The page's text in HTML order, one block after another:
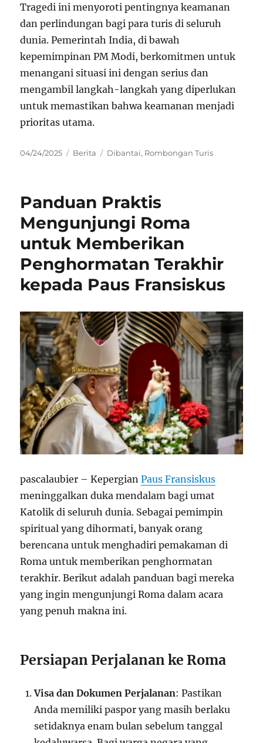
Tragedi ini menyoroti pentingnya keamanan
dan perlindungan bagi para turis di seluruh
dunia. Pemerintah India, di bawah
kepemimpinan PM Modi, berkomitmen untuk
menangani situasi ini dengan serius dan
mengambil langkah-langkah yang diperlukan
untuk memastikan bahwa keamanan menjadi
prioritas utama.
Posted
04/24/2025 Categories
Berita Tags
Dibantai, Rombongan Turis
Panduan Praktis
Mengunjungi Roma
untuk Memberikan
Penghormatan Terakhir
kepada Paus Fransiskus
pascalaubier – KepergianPaus Fransiskus
meninggalkan duka mendalam bagi umat
Katolik di seluruh dunia. Sebagai pemimpin
spiritual yang dihormati, banyak orang
berencana untuk menghadiri pemakaman di
Roma untuk memberikan penghormatan
terakhir. Berikut adalah panduan bagi mereka
yang ingin mengunjungi Roma dalam acara
yang penuh makna ini.
Persiapan Perjalanan ke Roma
Visa dan Dokumen Perjalanan: Pastikan
Anda memiliki paspor yang masih berlaku
setidaknya enam bulan sebelum tanggal